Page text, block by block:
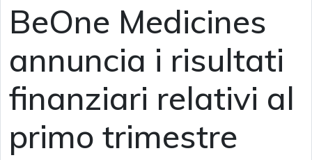
BeOne Medicines
annuncia i risultati
finanziari relativi al
primo trimestre